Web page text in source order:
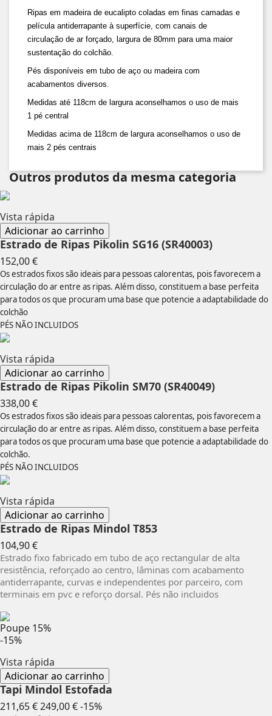
Ripas em madeira de eucalipto coladas em finas camadas e
película antiderrapante à superfície, com canais de
circulação de ar forçado, largura de 80mm para uma maior
sustentação do colchão.
Pés disponíveis em tubo de aço ou madeira com
acabamentos diversos.
Medidas até 118cm de largura aconselhamos o uso de mais
1 pé central
Medidas acima de 118cm de largura aconselhamos o uso de
mais 2 pés centrais
Outros produtos da mesma categoria
Vista rápida
Adicionar ao carrinho
Estrado de Ripas Pikolin SG16 (SR40003)
152,00 €Preço
Os estrados fixos são ideais para pessoas calorentas, pois favorecem a
circulação do ar entre as ripas. Além disso, constituem a base perfeita
para todos os que procuram uma base que potencie a adaptabilidade do
colchão
PÉS NÃO INCLUIDOS
Vista rápida
Adicionar ao carrinho
Estrado de Ripas Pikolin SM70 (SR40049)
338,00 €Preço
Os estrados fixos são ideais para pessoas calorentas, pois favorecem a
circulação do ar entre as ripas. Além disso, constituem a base perfeita
para todos os que procuram uma base que potencie a adaptabilidade do
colchão.
PÉS NÃO INCLUIDOS
Vista rápida
Adicionar ao carrinho
Estrado de Ripas Mindol T853
104,90 €Preço
Estrado fixo fabricado em tubo de aço rectangular de alta
resistência, reforçado ao centro, lâminas com acabamento
antiderrapante, curvas e independentes por parceiro, com
terminais em pvc e reforço dorsal. Pés não incluidos
Poupe 15%
-15%
Vista rápida
Adicionar ao carrinho
Tapi Mindol Estofada
211,65 € Preço
249,00 €-15%Preço